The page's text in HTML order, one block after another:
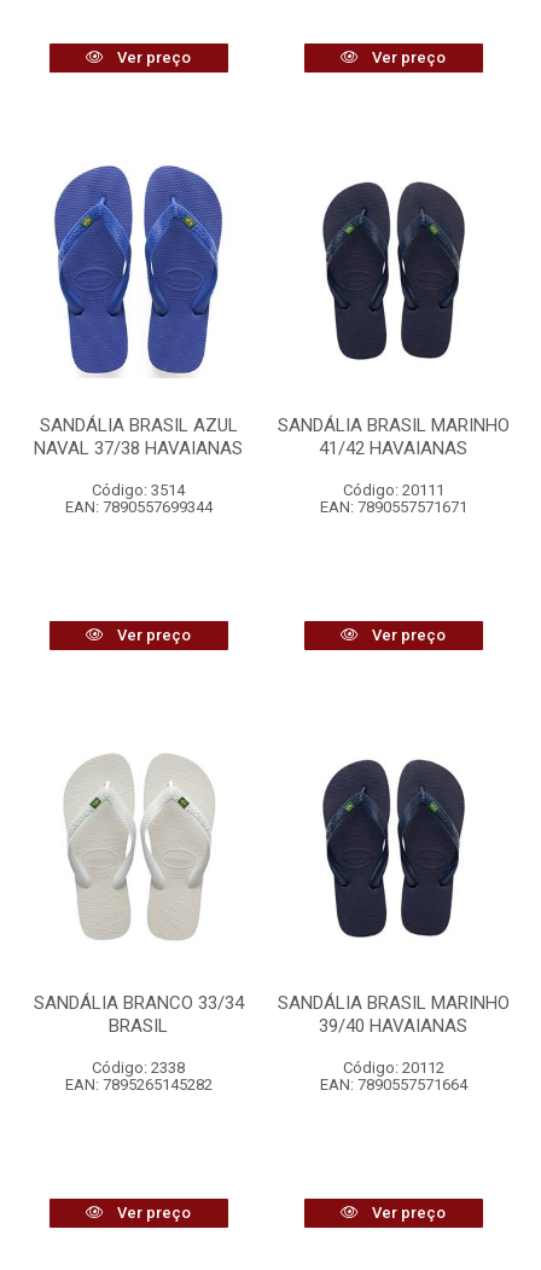
Ver preço Ver preço
SANDÁLIA BRASIL AZUL
NAVAL 37/38 HAVAIANAS
Código: 3514
EAN: 7890557699344
Ver preço
SANDÁLIA BRASIL MARINHO
41/42 HAVAIANAS
Código: 20111
EAN: 7890557571671
Ver preço
SANDÁLIA BRANCO 33/34
BRASIL
Código: 2338
EAN: 7895265145282
Ver preço
SANDÁLIA BRASIL MARINHO
39/40 HAVAIANAS
Código: 20112
EAN: 7890557571664
Ver preço